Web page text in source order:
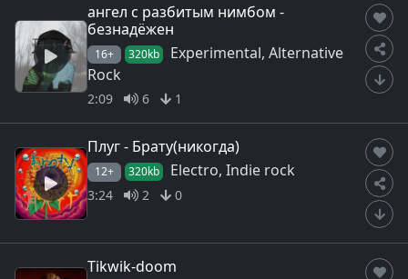
ангел с разбитым нимбом -
безнадёжен
16+ 320kb
Experimental, Alternative
Rock
2:09 6 1
Плуг - Брату(никогда)
12+ 320kb Electro, Indie rock
3:24 2 0
Tikwik-doom